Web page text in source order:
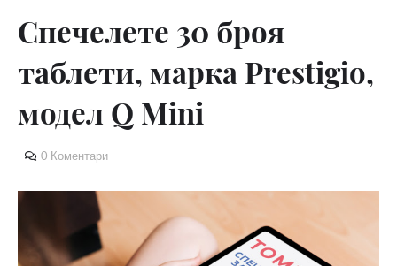
Спечелете 30 броя
таблети, марка Prestigio,
модел Q Mini
0 Коментари